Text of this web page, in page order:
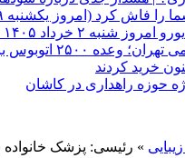
فاش کرد (امروز یکشنبه ۹ آذر)
۲ خرداد ۱۴۰۵ + جدول
برقی و سرنوشت مبهم تراموا
خرید کردند
» رئیسی: پزشک